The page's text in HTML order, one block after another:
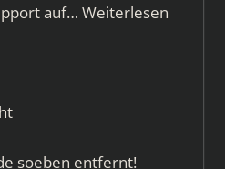
auf… Weiterlesen
soeben entfernt!